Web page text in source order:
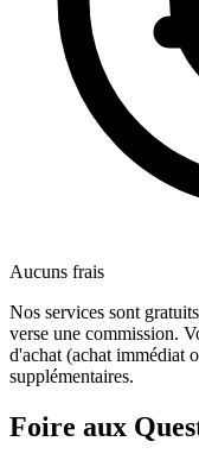
Aucuns frais
Nos services sont
verse une commission.
d'achat (achat immédiat
supplémentaires.
Foire aux